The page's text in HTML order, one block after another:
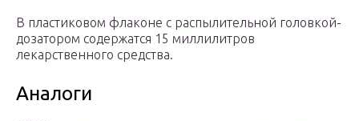
В пластиковом флаконе с распылительной головкой-
дозатором содержатся 15 миллилитров
лекарственного средства.
Аналоги